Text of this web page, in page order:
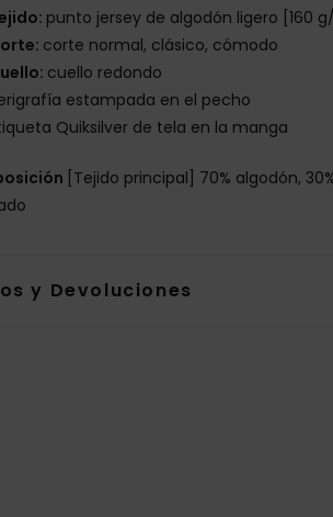
punto jersey de algodón ligero [160
corte normal, clásico, cómodo
cuello redondo
estampada en el pecho
Quiksilver de tela en la manga
[Tejido principal] 70% algodón,
y Devoluciones